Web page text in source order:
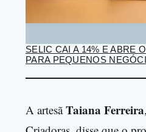
SELIC CAI A 14% E ABRE
PARA PEQUENOS
A artesãTaiana Ferreira